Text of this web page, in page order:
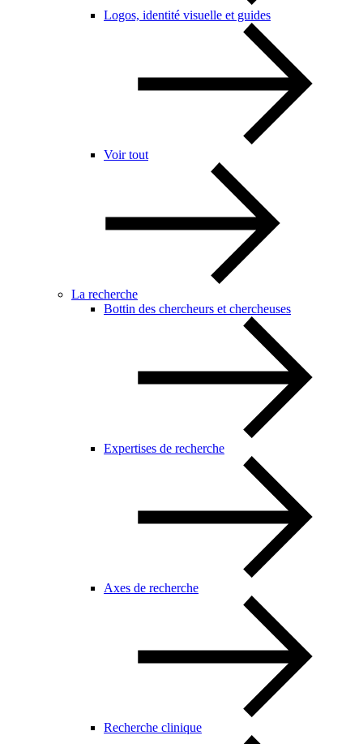
Logos, identité visuelle et guides
Voir tout
La recherche
Bottin des chercheurs et chercheuses
Expertises de recherche
Axes de recherche
Recherche clinique